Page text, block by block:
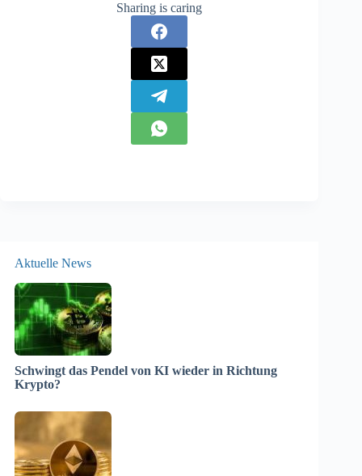
Sharing is caring
Aktuelle News
Schwingt das Pendel von KI wieder in Richtung
Krypto?